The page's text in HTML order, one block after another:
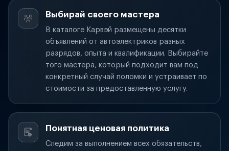
Выбирай своего мастера
В каталоге Карвэй размещены десятки
объявлений от автоэлектриков разных
разрядов, опыта и квалификации. Выбирайте
того мастера, который подходит вам под
конкретный случай поломки и устраивает по
стоимости за предоставленную услугу.
Понятная ценовая политика
Следим за выполнением всех обязательств,